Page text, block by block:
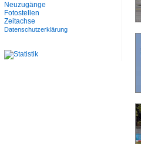
Neuzugänge
Fotostellen
Zeitachse
Datenschutzerklärung